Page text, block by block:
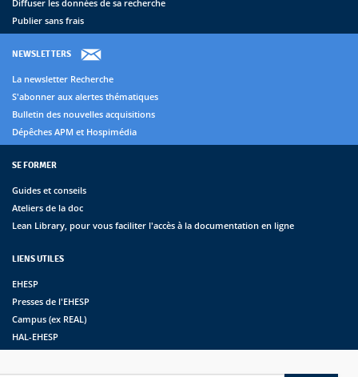
Diffuser les données de sa recherche
Publier sans frais
NEWSLETTERS
La newsletter Recherche
S'abonner aux alertes thématiques
Bulletin des nouvelles acquisitions
Dépêches APM et Hospimédia
SE FORMER
Guides et conseils
Ateliers de la doc
Lean Library, pour vous faciliter l'accès à la documentation en ligne
LIENS UTILES
EHESP
Presses de l'EHESP
Campus (ex REAL)
HAL-EHESP